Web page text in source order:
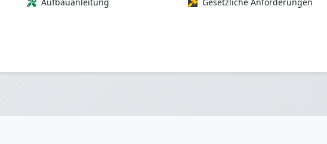
Aufbauanleitung Gesetzliche Anforderungen